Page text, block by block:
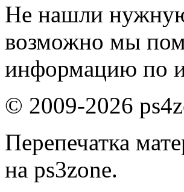
Не нашли
возможно мы
информацию по
© 2009-2026
Перепечатка
на ps3zone.